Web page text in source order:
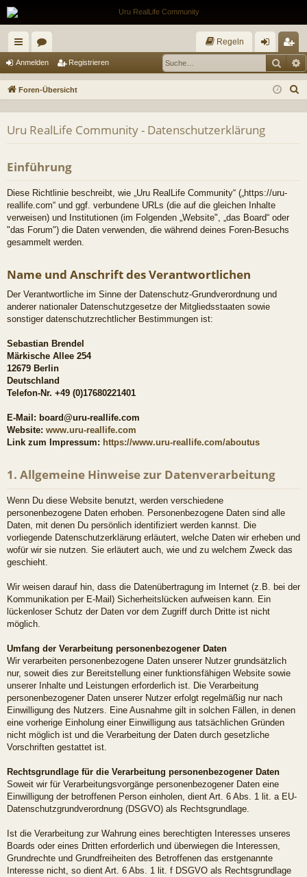
ch
ne
ug
riff
or
en
Regeln
m
n
eg
ist
n
Anmelden Registrieren
Foren-Übersicht
Uru RealLife Community - Datenschutzerklärung
Einführung
Diese Richtlinie beschreibt, wie „Uru RealLife Community“ („https://uru-
reallife.com“ und ggf. verbundene URLs (die auf die gleichen Inhalte
verweisen) und Institutionen (im Folgenden „Website", „das Board“ oder
"das Forum") die Daten verwenden, die während deines Foren-Besuchs
gesammelt werden.
Name und Anschrift des Verantwortlichen
Der Verantwortliche im Sinne der Datenschutz-Grundverordnung und
anderer nationaler Datenschutzgesetze der Mitgliedsstaaten sowie
sonstiger datenschutzrechtlicher Bestimmungen ist:
Sebastian Brendel
Märkische Allee 254
12679 Berlin
Deutschland
Telefon-Nr. +49 (0)17680221401
E-Mail: board@uru-reallife.com
Website: www.uru-reallife.com
Link zum Impressum: https://www.uru-reallife.com/aboutus
1. Allgemeine Hinweise zur Datenverarbeitung
Wenn Du diese Website benutzt, werden verschiedene
personenbezogene Daten erhoben. Personenbezogene Daten sind alle
Daten, mit denen Du persönlich identifiziert werden kannst. Die
vorliegende Datenschutzerklärung erläutert, welche Daten wir erheben und
wofür wir sie nutzen. Sie erläutert auch, wie und zu welchem Zweck das
geschieht.
Wir weisen darauf hin, dass die Datenübertragung im Internet (z.B. bei der
Kommunikation per E-Mail) Sicherheitslücken aufweisen kann. Ein
lückenloser Schutz der Daten vor dem Zugriff durch Dritte ist nicht
möglich.
Umfang der Verarbeitung personenbezogener Daten
Wir verarbeiten personenbezogene Daten unserer Nutzer grundsätzlich
nur, soweit dies zur Bereitstellung einer funktionsfähigen Website sowie
unserer Inhalte und Leistungen erforderlich ist. Die Verarbeitung
personenbezogener Daten unserer Nutzer erfolgt regelmäßig nur nach
Einwilligung des Nutzers. Eine Ausnahme gilt in solchen Fällen, in denen
eine vorherige Einholung einer Einwilligung aus tatsächlichen Gründen
nicht möglich ist und die Verarbeitung der Daten durch gesetzliche
Vorschriften gestattet ist.
Rechtsgrundlage für die Verarbeitung personenbezogener Daten
Soweit wir für Verarbeitungsvorgänge personenbezogener Daten eine
Einwilligung der betroffenen Person einholen, dient Art. 6 Abs. 1 lit. a EU-
Datenschutzgrundverordnung (DSGVO) als Rechtsgrundlage.
Ist die Verarbeitung zur Wahrung eines berechtigten Interesses unseres
Boards oder eines Dritten erforderlich und überwiegen die Interessen,
Grundrechte und Grundfreiheiten des Betroffenen das erstgenannte
Interesse nicht, so dient Art. 6 Abs. 1 lit. f DSGVO als Rechtsgrundlage